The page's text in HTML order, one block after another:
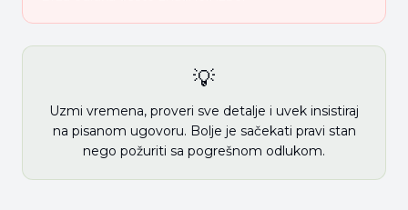
💡
Uzmi vremena, proveri sve detalje i uvek insistiraj
na pisanom ugovoru. Bolje je sačekati pravi stan
nego požuriti sa pogrešnom odlukom.